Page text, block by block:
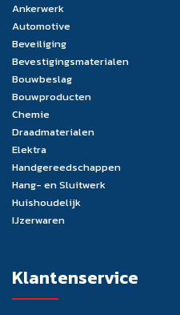
Ankerwerk
Automotive
Beveiliging
Bevestigingsmaterialen
Bouwbeslag
Bouwproducten
Chemie
Draadmaterialen
Elektra
Handgereedschappen
Hang- en Sluitwerk
Huishoudelijk
IJzerwaren
Klantenservice